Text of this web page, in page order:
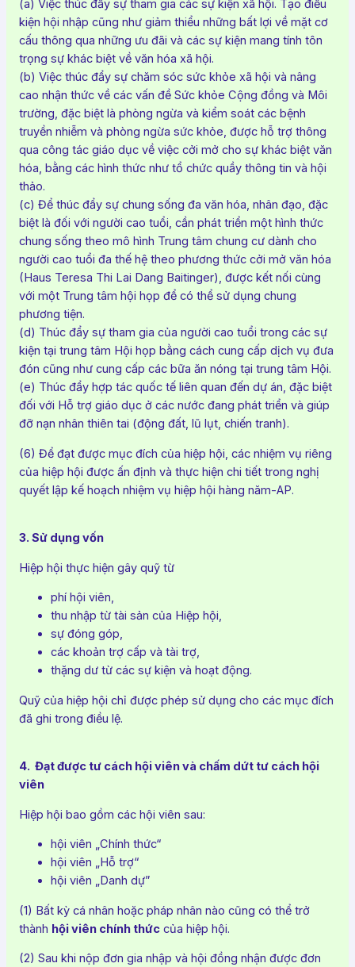
(a) Việc thúc đẩy sự tham gia các sự kiện xã hội. Tạo điều
kiện hội nhập cũng như giảm thiểu những bất lợi về mặt cơ
cấu thông qua những ưu đãi và các sự kiện mang tính tôn
trọng sự khác biệt về văn hóa xã hội.
(b) Việc thúc đẩy sự chăm sóc sức khỏe xã hội và nâng
cao nhận thức về các vấn đề Sức khỏe Cộng đồng và Môi
trường, đặc biệt là phòng ngừa và kiểm soát các bệnh
truyền nhiễm và phòng ngừa sức khỏe, được hỗ trợ thông
qua công tác giáo dục về việc cởi mở cho sự khác biệt văn
hóa, bằng các hình thức như tổ chức quầy thông tin và hội
thảo.
(c) Để thúc đẩy sự chung sống đa văn hóa, nhân đạo, đặc
biệt là đối với người cao tuổi, cần phát triển một hình thức
chung sống theo mô hình Trung tâm chung cư dành cho
người cao tuổi đa thế hệ theo phương thức cởi mở văn hóa
(Haus Teresa Thi Lai Dang Baitinger), được kết nối cùng
với một Trung tâm hội họp để có thể sử dụng chung
phương tiện.
(d) Thúc đẩy sự tham gia của người cao tuổi trong các sự
kiện tại trung tâm Hội họp bằng cách cung cấp dịch vụ đưa
đón cũng như cung cấp các bữa ăn nóng tại trung tâm Hội.
(e) Thúc đẩy hợp tác quốc tế liên quan đến dự án, đặc biệt
đối với Hỗ trợ giáo dục ở các nước đang phát triển và giúp
đỡ nạn nhân thiên tai (động đất, lũ lụt, chiến tranh).
(6) Để đạt được mục đích của hiệp hội, các nhiệm vụ riêng
của hiệp hội được ấn định và thực hiện chi tiết trong nghị
quyết lập kế hoạch nhiệm vụ hiệp hội hàng năm-AP.
3. Sử dụng vốn
Hiệp hội thực hiện gây quỹ từ
phí hội viên,
thu nhập từ tài sản của Hiệp hội,
sự đóng góp,
các khoản trợ cấp và tài trợ,
thặng dư từ các sự kiện và hoạt động.
Quỹ của hiệp hội chỉ được phép sử dụng cho các mục đích
đã ghi trong điều lệ.
4. Đạt được tư cách hội viên và chấm dứt tư cách hội
viên
Hiệp hội bao gồm các hội viên sau:
hội viên „Chính thức“
hội viên „Hỗ trợ“
hội viên „Danh dự”
(1) Bất kỳ cá nhân hoặc pháp nhân nào cũng có thể trở
thành hội viên chính thức của hiệp hội.
(2) Sau khi nộp đơn gia nhập và hội đồng nhận được đơn